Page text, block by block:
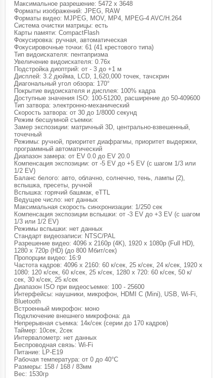
Максимальное разрешение: 5472 x 3648
Форматы изображений: JPEG, RAW
Форматы видео: MJPEG, MOV, MP4, MPEG-4 AVC/H.264
Система очистки матрицы: есть
Карты памяти: CompactFlash
Фокусировка: ручная, автоматическая
Фокусировочные точки: 61 (41 крестового типа)
Тип видоискателя: пентапризма
Увеличение видоискателя: 0.76x
Подстройка диоптрий: от - 3 до +1 м
Дисплей: 3.2 дюйма, LCD, 1,620,000 точек, тачскрин
Диагональный угол обзора: 170°
Покрытие видоискателя и дисплея: 100% кадра
Доступные значения ISO: 100-51200, расширение до 50-409600
Тип затвора: электронно-механический
Скорость затвора: от 30 до 1/8000 секунд
Режим бесшумной съемки:
Замер экспозиции: матричный 3D, центрально-взвешенный,
точечный
Режимы: ручной, приоритет диафрагмы, приоритет выдержки,
программный автоматический
Диапазон замера: от EV 0.0 до EV 20.0
Компенсация экспозиции: от -5 EV до +5 EV (с шагом 1/3 или
1/2 EV)
Баланс белого: авто, облачно, солнечно, тень, лампы (2),
вспышка, пресеты, ручной
Вспышка: горячий башмак, eTTL
Ведущее число: нет данных
Максимальная скорость синхронизации: 1/250 сек
Компенсация экспозиции вспышки: от -3 EV до +3 EV (с шагом
1/3 или 1/2 EV)
Режимы вспышки: нет данных
Стандарт видеозаписи: NTSC/PAL
Разрешение видео: 4096 x 2160p (4K), 1920 x 1080p (Full HD),
1280 x 720p (HD) (до 800 Мбит/сек)
Пропорции видео: 16:9
Частота кадров: 4096 x 2160: 60 к/сек, 25 к/сек, 24 к/сек, 1920 x
1080: 120 к/сек, 60 к/сек, 25 к/сек, 1280 x 720: 60 к/сек, 50 к/
сек, 30 к/сек, 25 к/сек
Диапазон ISO при видеосъемке: 100 - 25600
Интерфейсы: наушники, микрофон, HDMI C (Mini), USB, Wi-Fi,
Bluetooth
Встроенный микрофон: моно
Подключение внешнего микрофона: да
Непрерывная съемка: 14к/сек (серии до 170 кадров)
Таймер: 10сек, 2сек
Интервалометр: нет данных
Беспроводная связь: Wi-Fi
Питание: LP-E19
Рабочая температура: от 0 до 40°C
Размеры: 158 / 168 / 83мм
Вес: 1530гр